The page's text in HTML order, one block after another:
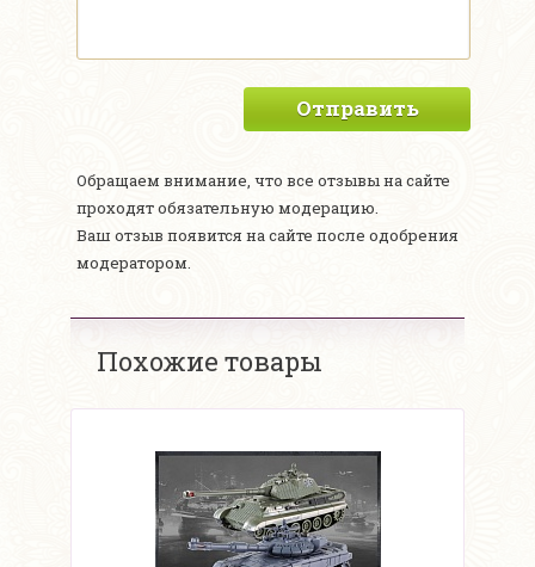
Отправить
Обращаем внимание, что все отзывы на сайте
проходят обязательную модерацию.
Ваш отзыв появится на сайте после одобрения
модератором.
Похожие товары